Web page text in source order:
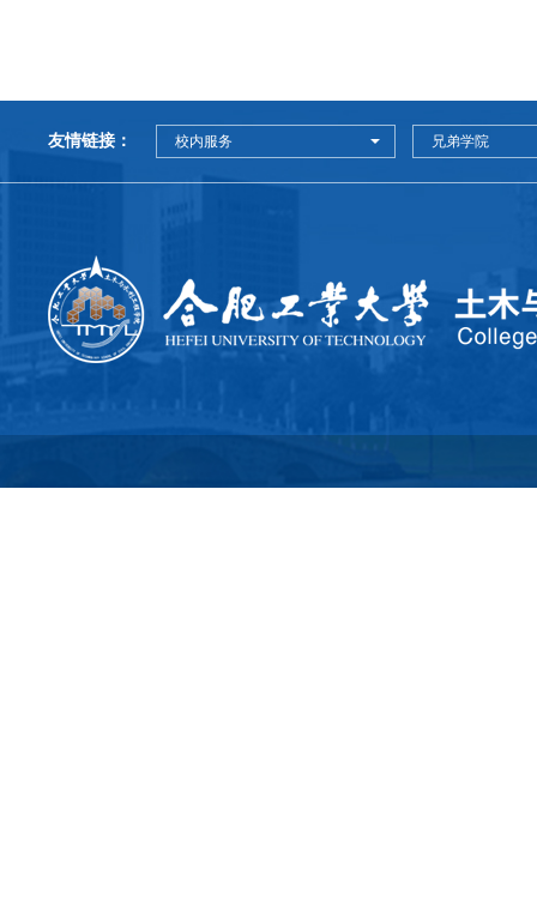
友情链接： 校内服务 兄弟学院